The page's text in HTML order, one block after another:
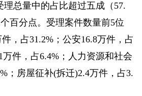
总量中的占比超过五成（57.
百分点。受理案件数量前5位
，占31.2%；公安16.8万件，占
万件，占6.4%；人力资源和社会
；房屋征补(拆迁)2.4万件，占3.